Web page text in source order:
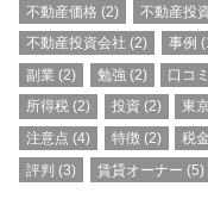
不動産価格 (2) 不動産投
不動産投資会社 (2) 事例
副業 (2) 勉強 (2) 口コミ
所得税 (2) 投資 (2) 東
注意点 (4) 特徴(2) 税金
評判 (3) 賃貸オーナー (5)